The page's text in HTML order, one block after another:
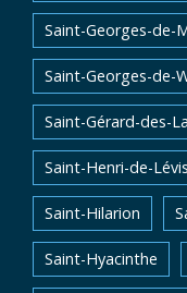
Saint-Georges-de-
Saint-Georges-de-
Saint-Gérard-des-
Saint-Henri-de-Lévis
Saint-Hilarion
Saint-Hyacinthe